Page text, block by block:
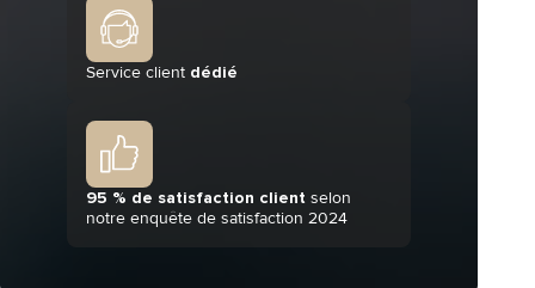
Service client dédié
95 % de satisfaction client selon
notre enquête de satisfaction 2024